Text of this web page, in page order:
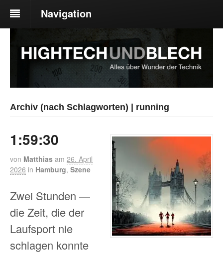
Navigation
Archiv (nach Schlagworten) | running
1:59:30
von Matthias am 26. April
2026 in Hamburg, Szene
Zwei Stunden —
die Zeit, die der
Laufsport nie
schlagen konnte